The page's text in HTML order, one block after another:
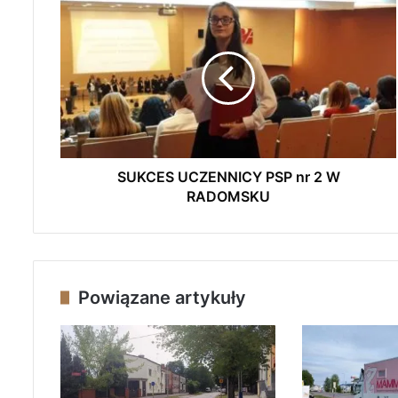
S
S
U
C
Z
I
S
P
n
r
SUKCES UCZENNICY PSP nr 2 W
RADOMSKU
Powiązane artykuły